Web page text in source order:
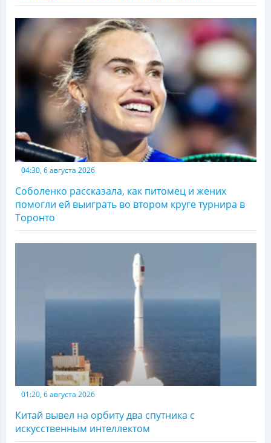
04:30, 6 августа 2026
Соболенко рассказала, как питомец и жених
помогли ей выиграть во втором круге турнира в
Торонто
01:20, 6 августа 2026
Китай вывел на орбиту два спутника с
искусственным интеллектом